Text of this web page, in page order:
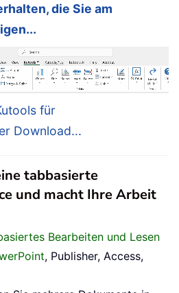
die Sie am
für
Download...
tabbasierte
und macht Ihre Arbeit
Bearbeiten und Lesen
, Publisher, Access,